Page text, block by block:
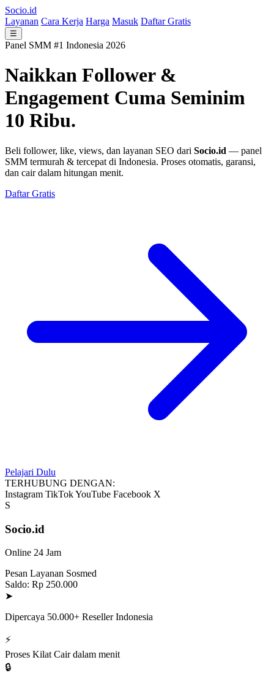
Socio.id
Layanan Cara Kerja Harga Masuk Daftar Gratis
☰
Panel SMM #1 Indonesia 2026
Naikkan Follower &
Engagement Cuma Seminim
10 Ribu.
Beli follower, like, views, dan layanan SEO dari Socio.id — panel
SMM termurah & tercepat di Indonesia. Proses otomatis, garansi,
dan cair dalam hitungan menit.
Daftar Gratis
Pelajari Dulu
TERHUBUNG DENGAN:
Instagram TikTokYouTube Facebook X
S
Socio.id
Online 24 Jam
Pesan Layanan Sosmed
Saldo: Rp 250.000
➤
Dipercaya 50.000+ Reseller Indonesia
⚡
Proses Kilat Cair dalam menit
🔒